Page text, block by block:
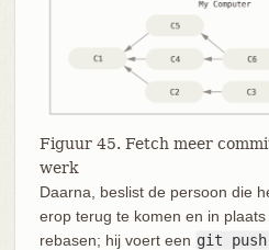
Figuur 45. Fetch meer
werk
Daarna, beslist de persoon die
erop terug te komen en in
rebasen; hij voert een git